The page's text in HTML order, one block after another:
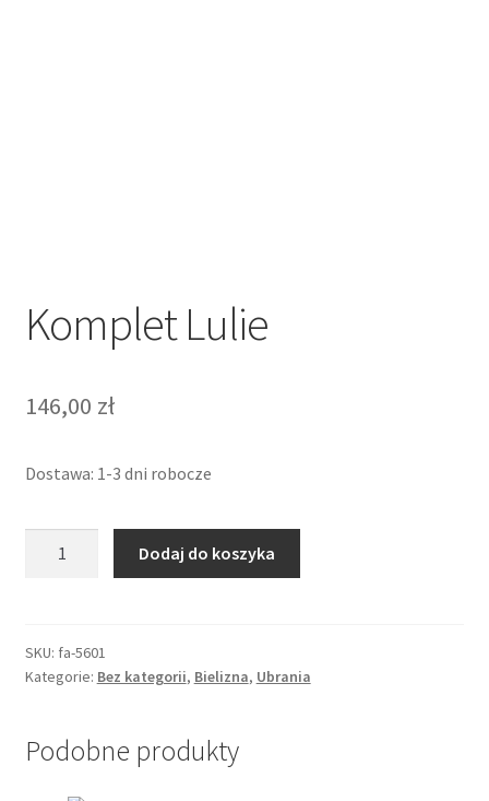
Zamówienie
Komplet Lulie
146,00 zł
Dostawa: 1-3 dni robocze
Dodaj do koszyka
SKU: fa-5601
Kategorie: Bez kategorii, Bielizna, Ubrania
Podobne produkty